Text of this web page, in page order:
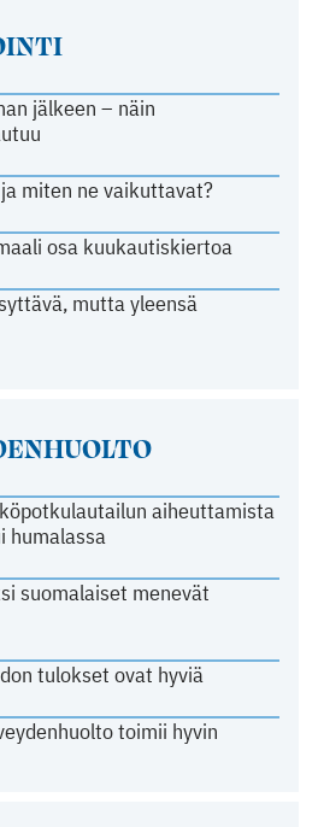
jälkeen – näin
miten ne vaikuttavat?
osa kuukautiskiertoa
mutta yleensä
aiheuttamista
humalassa
suomalaiset menevät
tulokset ovat hyviä
toimii hyvin